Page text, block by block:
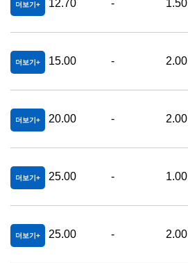
더보기 12.70 - 1.50
더보기 15.00 - 2.00
더보기 20.00 - 2.00
더보기 25.00 - 1.00
더보기 25.00 - 2.00